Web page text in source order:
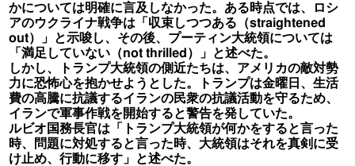
かについては明確に言及しなかった。ある時点では、ロシ
アのウクライナ戦争は「収束しつつある（straightened
out）」と示唆し、その後、プーティン大統領については
「満足していない（not thrilled）」と述べた。
しかし、トランプ大統領の側近たちは、アメリカの敵対勢
力に恐怖心を抱かせようとした。トランプは金曜日、生活
費の高騰に抗議するイランの民衆の抗議活動を守るため、
イランで軍事作戦を開始すると警告を発していた。
ルビオ国務長官は「トランプ大統領が何かをすると言った
時、問題に対処すると言った時、大統領はそれを真剣に受
け止め、行動に移す」と述べた。